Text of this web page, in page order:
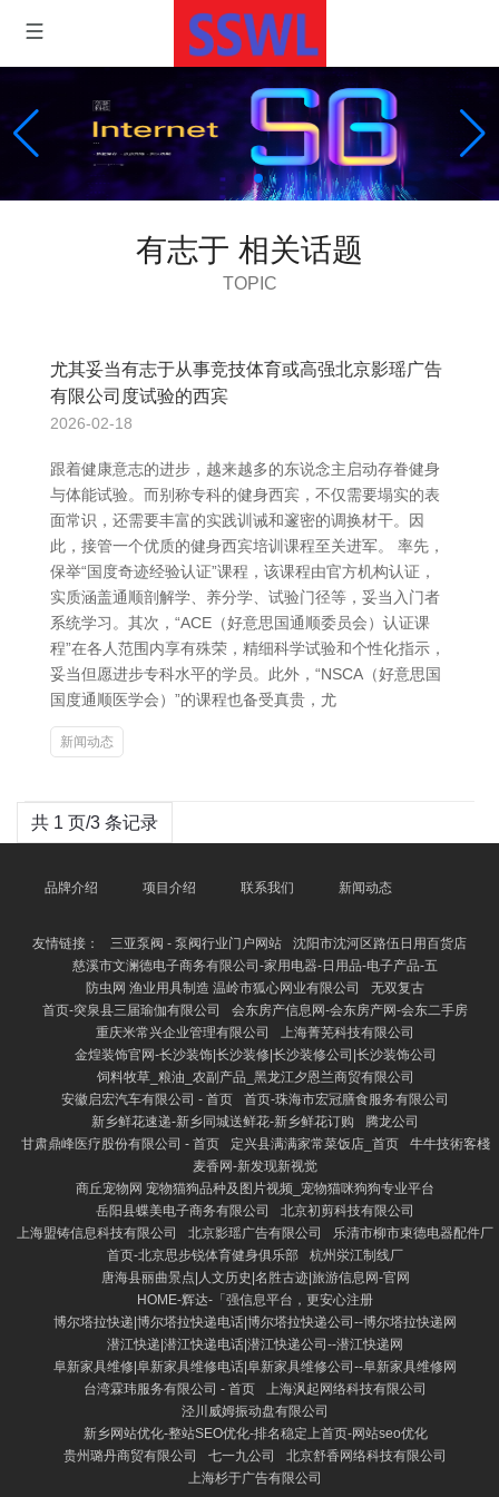
有志于 相关话题
TOPIC
尤其妥当有志于从事竞技体育或高强北京影瑶广告
有限公司度试验的西宾
2026-02-18
跟着健康意志的进步，越来越多的东说念主启动存眷健身
与体能试验。而别称专科的健身西宾，不仅需要塌实的表
面常识，还需要丰富的实践训诫和邃密的调换材干。因
此，接管一个优质的健身西宾培训课程至关进军。 率先，
保举“国度奇迹经验认证”课程，该课程由官方机构认证，
实质涵盖通顺剖解学、养分学、试验门径等，妥当入门者
系统学习。其次，“ACE（好意思国通顺委员会）认证课
程”在各人范围内享有殊荣，精细科学试验和个性化指示，
妥当但愿进步专科水平的学员。此外，“NSCA（好意思国
国度通顺医学会）”的课程也备受真贵，尤
新闻动态
共 1 页/3 条记录
品牌介绍 项目介绍 联系我们 新闻动态
友情链接： 三亚泵阀 - 泵阀行业门户网站
沈阳市沈河区路伍日用百货店
慈溪市文澜德电子商务有限公司-家用电器-日用品-电子产品-五
防虫网 渔业用具制造 温岭市狐心网业有限公司
无双复古
首页-突泉县三届瑜伽有限公司
会东房产信息网-会东房产网-会东二手房
重庆米常兴企业管理有限公司
上海菁芜科技有限公司
金煌装饰官网-长沙装饰|长沙装修|长沙装修公司|长沙装饰公司
饲料牧草_粮油_农副产品_黑龙江夕恩兰商贸有限公司
安徽启宏汽车有限公司 - 首页
首页-珠海市宏冠膳食服务有限公司
新乡鲜花速递-新乡同城送鲜花-新乡鲜花订购
腾龙公司
甘肃鼎峰医疗股份有限公司 - 首页
定兴县满满家常菜饭店_首页
牛牛技術客棧
麦香网-新发现新视觉
商丘宠物网 宠物猫狗品种及图片视频_宠物猫咪狗狗专业平台
岳阳县蝶美电子商务有限公司
北京初剪科技有限公司
上海盟铸信息科技有限公司
北京影瑶广告有限公司
乐清市柳市束德电器配件厂
首页-北京思步锐体育健身俱乐部
杭州泶江制线厂
唐海县丽曲景点|人文历史|名胜古迹|旅游信息网-官网
HOME-辉达-「强信息平台，更安心注册
博尔塔拉快递|博尔塔拉快递电话|博尔塔拉快递公司--博尔塔拉快递网
潜江快递|潜江快递电话|潜江快递公司--潜江快递网
阜新家具维修|阜新家具维修电话|阜新家具维修公司--阜新家具维修网
台湾霖玮服务有限公司 - 首页
上海沨起网络科技有限公司
泾川威姆振动盘有限公司
新乡网站优化-整站SEO优化-排名稳定上首页-网站seo优化
贵州璐丹商贸有限公司
七一九公司
北京舒香网络科技有限公司
上海杉于广告有限公司